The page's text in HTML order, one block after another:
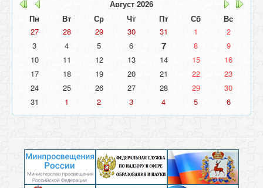
Август 2026
Пн
Вт Ср Чт Пт Сб
Вс
27
28 29 30 31 1
2
3
4 5 6 7 8
9
10
11 12 13 14 15
16
17
18 19 20 21 22
23
24
25 26 27 28 29
30
31
1 2 3 4 5 6